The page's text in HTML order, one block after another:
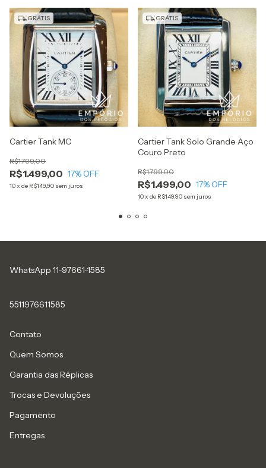
GRÁTIS
Cartier Tank MC
R$1.499,00
R$1.799,00
17% OFF
10x de R$149,90 sem juros
GRÁTIS
Cartier Tank Solo Grande Aço
Couro Preto
R$1.499,00
R$1.799,00
17% OFF
10x de R$149,90 sem juros
WhatsApp 11-97661-1585
5511976611585
Contato
Quem Somos
Garantia das Réplicas
Trocas e Devoluções
Pagamento
Entregas